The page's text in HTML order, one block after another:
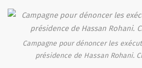
Campagne pour dénoncer les
présidence de Hassan Rohani.